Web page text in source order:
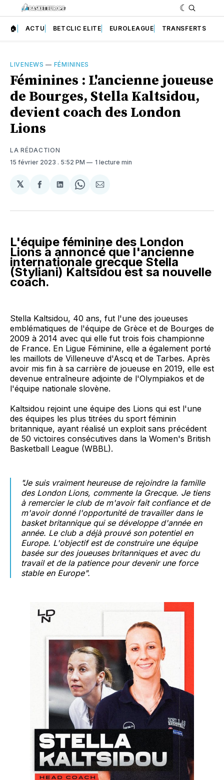
🏠 ACTU BETCLIC ELITE EUROLEAGUE TRANSFERTS
LIVENEWS — FÉMININES
Féminines : L'ancienne joueuse
de Bourges, Stella Kaltsidou,
devient coach des London
Lions
LA RÉDACTION
15 février 2023 . 5:52 PM 1 lecture min
𝕏
Partager
Facebook
Partager
LinkedIn
Share
WhatsApp
Partager
Courriel
L'équipe féminine des London
Lions a annoncé que l'ancienne
internationale grecque Stella
(Styliani) Kaltsidou est sa nouvelle
coach.
Stella Kaltsidou, 40 ans, fut l'une des joueuses
emblématiques de l'équipe de Grèce et de Bourges de
2009 à 2014 avec qui elle fut trois fois championne
de France. En Ligue Féminine, elle a également porté
les maillots de Villeneuve d'Ascq et de Tarbes. Après
avoir mis fin à sa carrière de joueuse en 2019, elle est
devenue entraîneure adjointe de l'Olympiakos et de
l'équipe nationale slovène.
Kaltsidou rejoint une équipe des Lions qui est l'une
des équipes les plus titrées du sport féminin
britannique, ayant réalisé un exploit sans précédent
de 50 victoires consécutives dans la Women's British
Basketball League (WBBL).
"Je suis vraiment heureuse de rejoindre la famille
des London Lions, commente la Grecque. Je tiens
à remercier le club de m'avoir fait confiance et de
m'avoir donné l'opportunité de travailler dans le
basket britannique qui se développe d'année en
année. Le club a déjà prouvé son potentiel en
Europe. L'objectif est de construire une équipe
basée sur des joueuses britanniques et avec du
travail et de la patience pour devenir une force
stable en Europe".